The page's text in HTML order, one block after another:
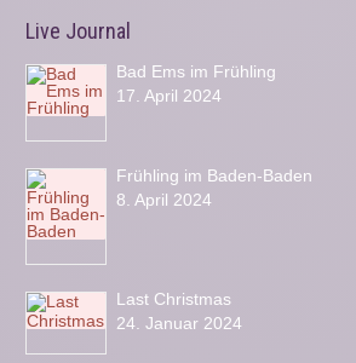
Live Journal
Bad Ems im Frühling
17. April 2024
Frühling im Baden-Baden
8. April 2024
Last Christmas
24. Januar 2024